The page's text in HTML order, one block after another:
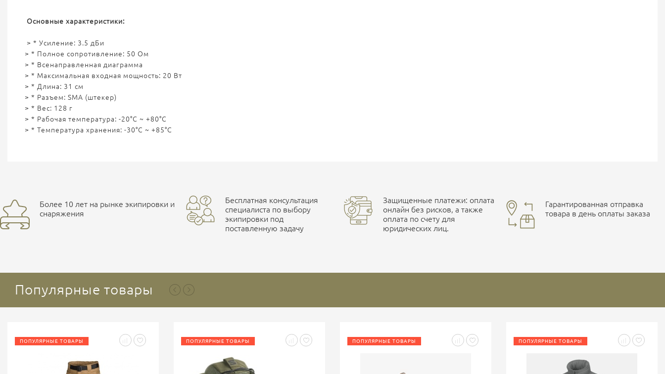
Основные характеристики:
> * Усиление: 3.5 дБи
> * Полное сопротивление: 50 Ом
> * Всенаправленная диаграмма
> * Максимальная входная мощность: 20 Вт
> * Длина: 31 см
> * Разъем: SMA (штекер)
> * Вес: 128 г
> * Рабочая температура: -20°С ~ +80°С
> * Температура хранения: -30°С ~ +85°С
Более 10 лет на рынке экипировки и
снаряжения
Бесплатная консультация
специалиста по выбору
экипировки под
поставленную задачу
Защищенные платежи: оплата
онлайн без рисков, а также
оплата по счету для
юридических лиц.
Гарантированная отправка
товара в день оплаты заказа
Популярные товары
ПОПУЛЯРНЫЕ ТОВАРЫ ПОПУЛЯРНЫЕ ТОВАРЫ ПОПУЛЯРНЫЕ ТОВАРЫ ПОПУЛЯРНЫЕ ТОВАРЫ